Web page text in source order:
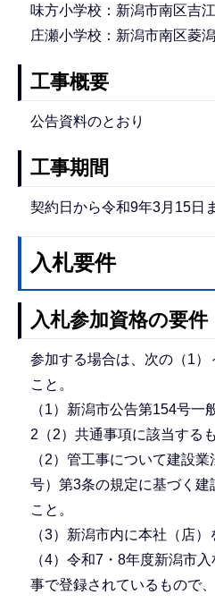
味方小学校：新潟市南区吉
庄瀬小学校：新潟市南区菱
工事概要
公告資料のとおり
工事期間
契約日から令和9年3月15日
入札要件
入札参加資格の要件
参加する場合は、次の（1
こと。
（1）新潟市公告第154号一
2（2）共通事項に該当するも
（2）管工事について建設
号）第3条の規定に基づく建
こと。
（3）新潟市内に本社（店）
（4）令和7・8年度新潟市
事で登録されているもので